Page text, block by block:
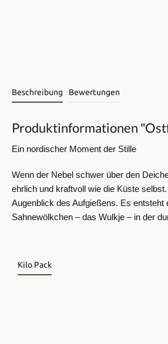
Beschreibung Bewertungen
Produktinformationen
Ein nordischer Moment der Stille
Wenn der Nebel schwer über den
ehrlich und kraftvoll wie die Küste selbst.
Augenblick des Aufgießens. Es entsteht
Sahnewölkchen – das Wulkje – in der
Kilo Pack